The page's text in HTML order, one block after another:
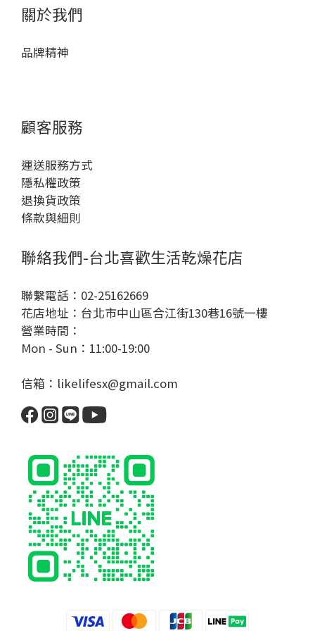
關於我們
品牌精神
顧客服務
運送服務方式
隱私權政策
退換貨政策
條款與細則
聯絡我們-台北喜歡生活乾燥花店
聯繫電話：02-25162669
花店地址：台北市中山區合江街130巷16號一樓
營業時間：
Mon - Sun：11:00-19:00
信箱：likelifesx@gmail.com